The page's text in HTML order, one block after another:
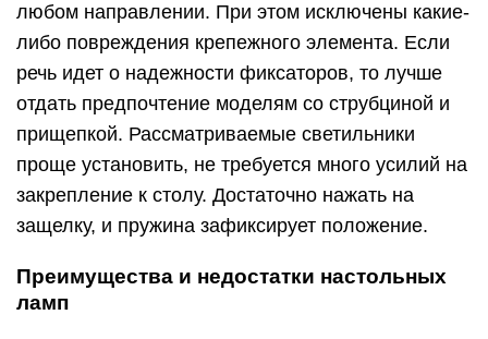
любом направлении. При этом исключены какие-
либо повреждения крепежного элемента. Если
речь идет о надежности фиксаторов, то лучше
отдать предпочтение моделям со струбциной и
прищепкой. Рассматриваемые светильники
проще установить, не требуется много усилий на
закрепление к столу. Достаточно нажать на
защелку, и пружина зафиксирует положение.
Преимущества и недостатки настольных
ламп